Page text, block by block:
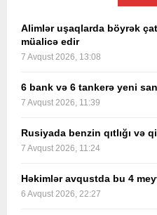
Alimlər uşaqlarda böyrək
müalicə edir
7 Avqust 2026, 13:08
6 bank və 6 tankerə yeni
7 Avqust 2026, 11:39
Rusiyada benzin qıtlığı və
7 Avqust 2026, 11:24
Həkimlər avqustda bu 4
6 Avqust 2026, 22:27